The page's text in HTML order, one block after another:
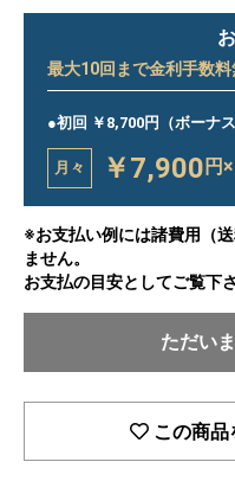
最大10回まで金利手数
●初回 ￥8,700円（ボーナス
月々 ￥7,900 円×
※お支払い例には諸費用（
ません。
お支払の目安としてご覧下さ
ただい
この商品